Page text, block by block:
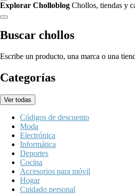
Explorar Cholloblog Chollos, tiendas y
Buscar chollos
Escribe un producto, una marca o una
Categorías
Ver todas
Códigos de descuento
Moda
Electrónica
Informática
Deportes
Cocina
Accesorios para móvil
Hogar
Cuidado personal